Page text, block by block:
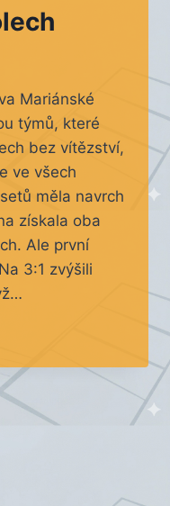
Mariánské
týmů, které
bez vítězství,
ve všech
měla navrch
získala oba
Ale první
3:1 zvýšili
3 KOLECH